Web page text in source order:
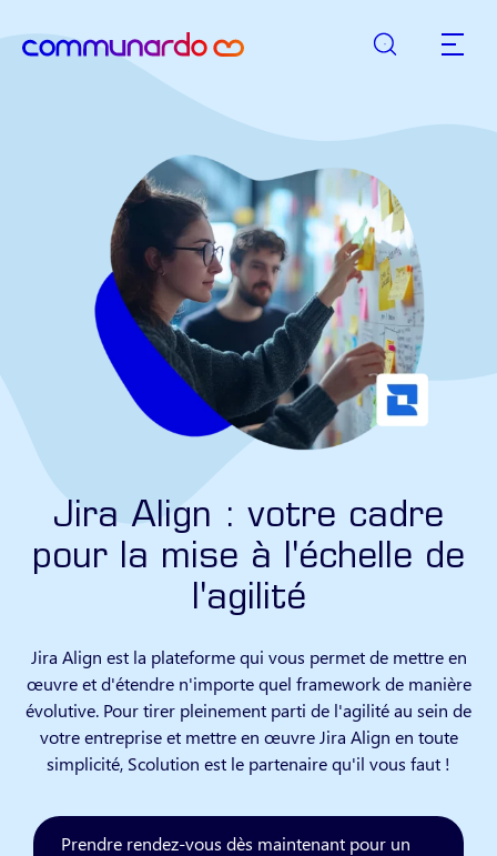
Rechercher
Jira Align : votre cadre
pour la mise à l'échelle de
l'agilité
Jira Align est la plateforme qui vous permet de mettre en
œuvre et d'étendre n'importe quel framework de manière
évolutive. Pour tirer pleinement parti de l'agilité au sein de
votre entreprise et mettre en œuvre Jira Align en toute
simplicité, Scolution est le partenaire qu'il vous faut !
Prendre rendez-vous dès maintenant pour un